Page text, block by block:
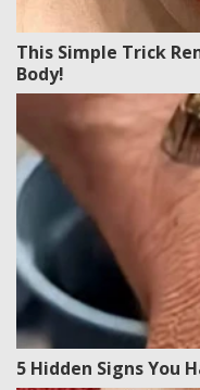
This Simple Trick
Body!
5 Hidden Signs You